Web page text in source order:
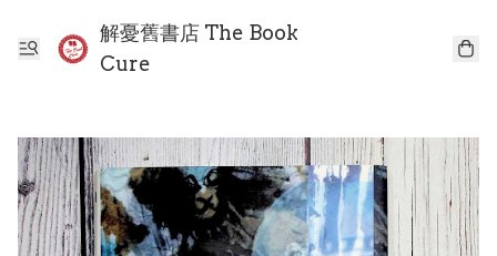
解憂舊書店 The Book
Cure